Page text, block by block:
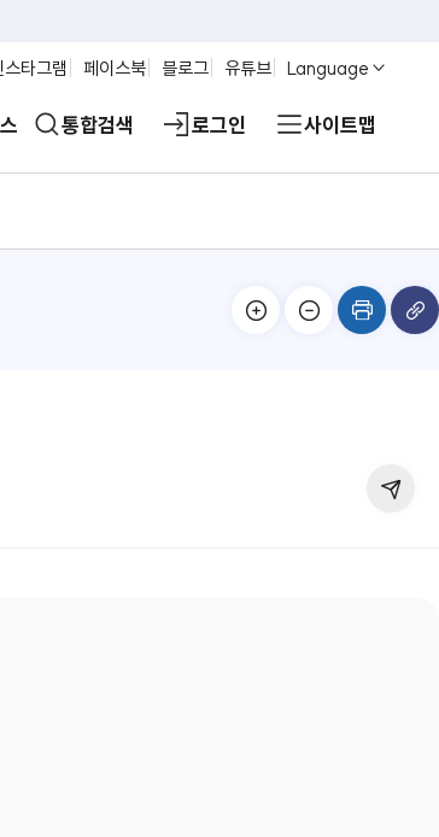
스타그램 페이스북 블로그 유튜브 Language
통합검색 로그인 사이트맵